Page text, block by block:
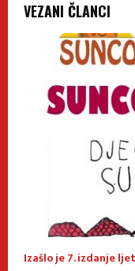
VEZANI ČLANCI
Izašlo je 7. izdanje